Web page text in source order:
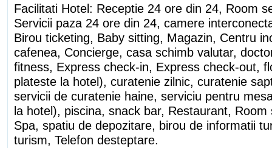
Facilitati Hotel: Receptie 24 ore din 24, Room
Servicii paza 24 ore din 24, camere
Birou ticketing, Baby sitting, Magazin, Centru
cafenea, Concierge, casa schimb valutar,
fitness, Express check-in, Express check-out,
plateste la hotel), curatenie zilnic, curatenie
servicii de curatenie haine, serviciu pentru
la hotel), piscina, snack bar, Restaurant,
Spa, spatiu de depozitare, birou de informatii
turism, Telefon desteptare.